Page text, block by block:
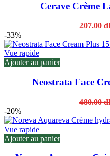
Cerave Crème
207.00
-33%
Vue rapide
Ajouter au panier
Neostrata Face
480.00
-20%
Vue rapide
Ajouter au panier